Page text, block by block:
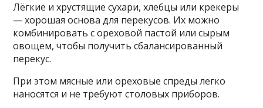
Лёгкие и хрустящие сухари, хлебцы или крекеры
— хорошая основа для перекусов. Их можно
комбинировать с ореховой пастой или сырым
овощем, чтобы получить сбалансированный
перекус.
При этом мясные или ореховые спреды легко
наносятся и не требуют столовых приборов.